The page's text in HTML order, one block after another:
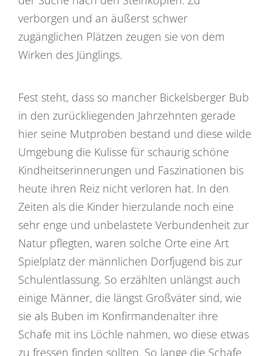
verborgen und an äußerst schwer
zugänglichen Plätzen zeugen sie von dem
Wirken des Jünglings.
Fest steht, dass so mancher Bickelsberger Bub
in den zurückliegenden Jahrzehnten gerade
hier seine Mutproben bestand und diese wilde
Umgebung die Kulisse für schaurig schöne
Kindheitserinnerungen und Faszinationen bis
heute ihren Reiz nicht verloren hat. In den
Zeiten als die Kinder hierzulande noch eine
sehr enge und unbelastete Verbundenheit zur
Natur pflegten, waren solche Orte eine Art
Spielplatz der männlichen Dorfjugend bis zur
Schulentlassung. So erzählten unlängst auch
einige Männer, die längst Großväter sind, wie
sie als Buben im Konfirmandenalter ihre
Schafe mit ins Löchle nahmen, wo diese etwas
zu fressen finden sollten. So lange die Schafe